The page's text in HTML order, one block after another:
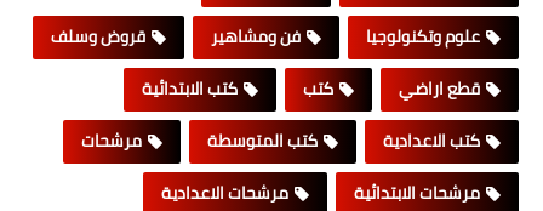
علوم وتكنولوجيا
فن ومشاهير
قروض وسلف
قطع اراضي
كتب
كتب الابتدائية
كتب الاعدادية
كتب المتوسطة
مرشحات
مرشحات الابتدائية
مرشحات الاعدادية